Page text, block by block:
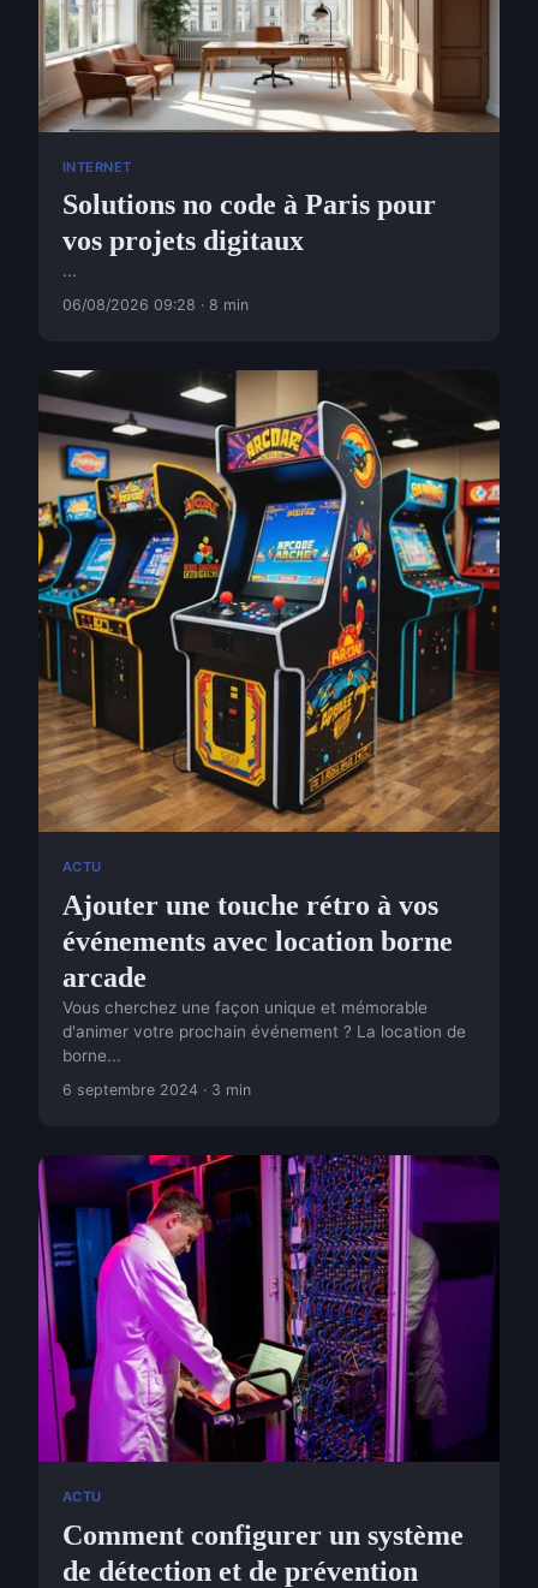
INTERNET
Solutions no code à Paris pour
vos projets digitaux
...
06/08/2026 09:28 · 8 min
ACTU
Ajouter une touche rétro à vos
événements avec location borne
arcade
Vous cherchez une façon unique et mémorable
d'animer votre prochain événement ? La location de
borne...
6 septembre 2024 · 3 min
ACTU
Comment configurer un système
de détection et de prévention